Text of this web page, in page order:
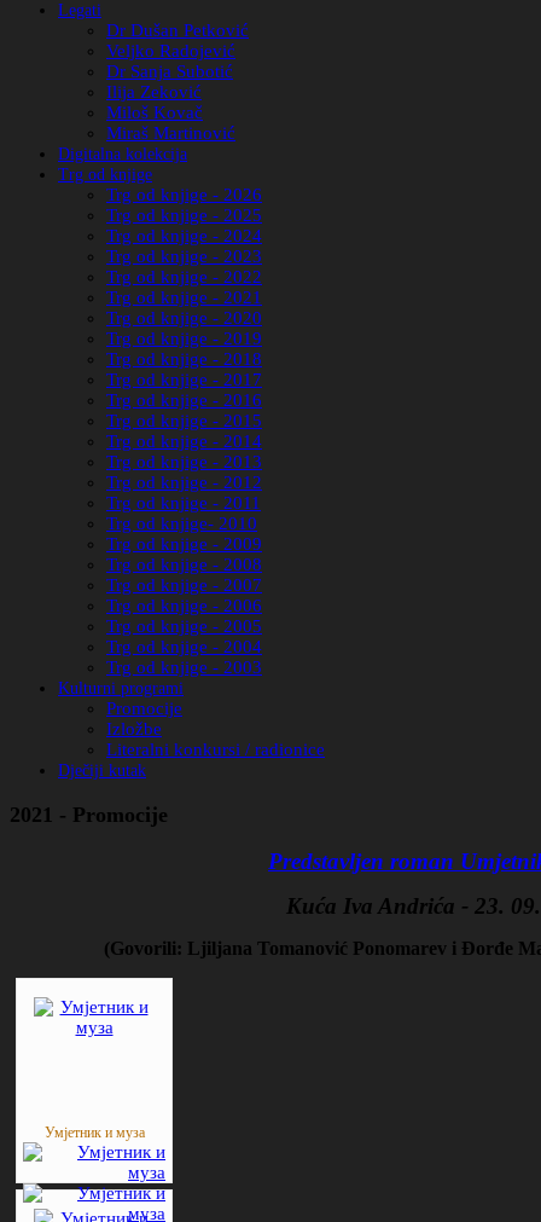
Legati
Dr Dušan Petković
Veljko Radojević
Dr Sanja Subotić
Ilija Zeković
Miloš Kovač
Miraš Martinović
Digitalna kolekcija
Trg od knjige
Trg od knjige - 2026
Trg od knjige - 2025
Trg od knjige - 2024
Trg od knjige - 2023
Trg od knjige - 2022
Trg od knjige - 2021
Trg od knjige - 2020
Trg od knjige - 2019
Trg od knjige - 2018
Trg od knjige - 2017
Trg od knjige - 2016
Trg od knjige - 2015
Trg od knjige - 2014
Trg od knjige - 2013
Trg od knjige - 2012
Trg od knjige - 2011
Trg od knjige- 2010
Trg od knjige - 2009
Trg od knjige - 2008
Trg od knjige - 2007
Trg od knjige - 2006
Trg od knjige - 2005
Trg od knjige - 2004
Trg od knjige - 2003
Kulturni programi
Promocije
Izložbe
Literalni konkursi / radionice
Dječiji kutak
2021 - Promocije
Predstavljen roman
Kuća Iva Andrića - 23.
(Govorili: Ljiljana Tomanović Ponomarev i Đorđe
Умјетник и муза